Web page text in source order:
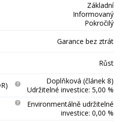
Základní
Informovaný
Pokročilý
Garance bez ztrát
Růst
Doplňková (článek 8)
Udržitelné investice: 5,00 %
Environmentálně udržitelné
investice: 0,00 %